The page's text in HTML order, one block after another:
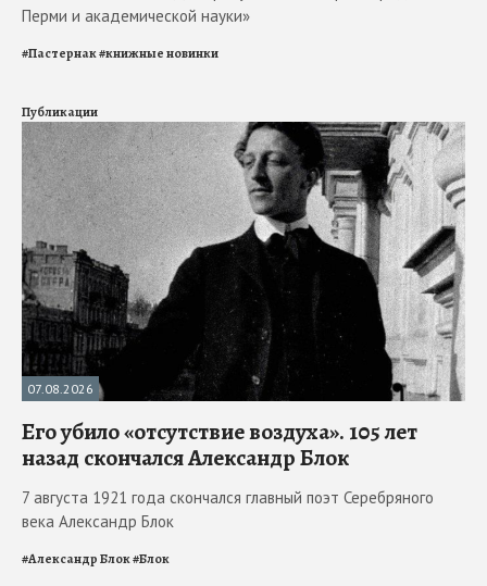
Перми и академической науки»
#Пастернак#книжные новинки
Публикации
07.08.2026
Его убило «отсутствие воздуха». 105 лет
назад скончался Александр Блок
7 августа 1921 года скончался главный поэт Серебряного
века Александр Блок
#Александр Блок#Блок